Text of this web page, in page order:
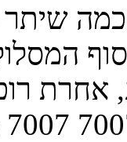
שיתר
7007